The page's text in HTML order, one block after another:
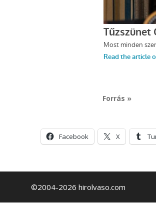
Forrás »
Facebook X
©2004-2026 hirolvaso.com